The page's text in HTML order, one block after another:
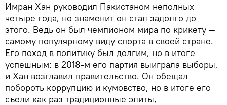
Имран Хан руководил Пакистаном неполных
четыре года, но знаменит он стал задолго до
этого. Ведь он был чемпионом мира по крикету —
самому популярному виду спорта в своей стране.
Его поход в политику был долгим, но в итоге
успешным: в 2018-м его партия выиграла выборы,
и Хан возглавил правительство. Он обещал
побороть коррупцию и кумовство, но в итоге его
съели как раз традиционные элиты,